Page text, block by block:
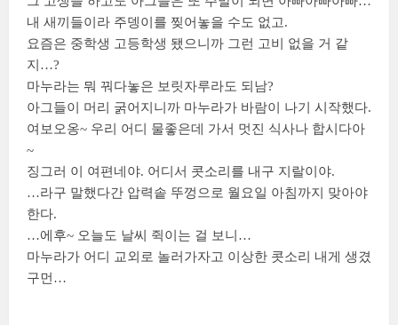
내 새끼들이라 주뎅이를 찢어놓을 수도 없고.
요즘은 중학생 고등학생 됐으니까 그런 고비 없을 거 같
지…?
마누라는 뭐 꿔다놓은 보릿자루라도 되남?
아그들이 머리 굵어지니까 마누라가 바람이 나기 시작했다.
여보오옹~ 우리 어디 물좋은데 가서 멋진 식사나 합시다아
~
징그러 이 여편네야. 어디서 콧소리를 내구 지랄이야.
…라구 말했다간 압력솥 뚜껑으로 월요일 아침까지 맞아야
한다.
…에후~ 오늘도 날씨 쥑이는 걸 보니…
마누라가 어디 교외로 놀러가자고 이상한 콧소리 내게 생겼
구먼…